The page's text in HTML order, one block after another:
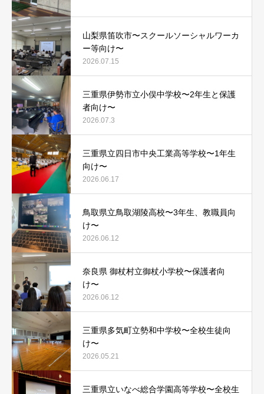
山梨県笛吹市〜スクールソーシャルワーカ
ー等向け〜
2026.07.15
三重県伊勢市立小俣中学校〜2年生と保護
者向け〜
2026.07.3
三重県立四日市中央工業高等学校〜1年生
向け〜
2026.06.17
鳥取県立鳥取湖陵高校〜3年生、教職員向
け〜
2026.06.12
奈良県 御杖村立御杖小学校〜保護者向
け〜
2026.06.12
三重県多気町立勢和中学校〜全校生徒向
け〜
2026.05.21
三重県立いなべ総合学園高等学校〜全校生